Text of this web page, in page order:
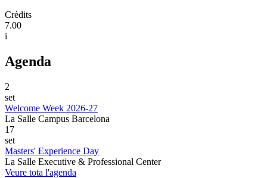
Crèdits
7.00
i
Agenda
2
set
Welcome Week 2026-27
La Salle Campus Barcelona
17
set
Masters' Experience Day
La Salle Executive & Professional Center
Veure tota l'agenda